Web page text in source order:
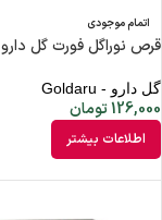
اتمام موجودی
قرص نوراگل فورت گل دارو ۳۰ عدد
گل دارو - Goldaru
126,000تومان
اطلاعات بیشتر